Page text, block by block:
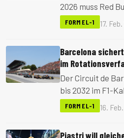
2026 muss Red
Chefdesigner
Der langjährige
Jahre beteiligt.
FORMEL-1 17.
Barcelona
im
Der Circuit de
bis 2032 im F1-
Platz aber künftig
Francorchamps.
FORMEL-1 16.
Piastri will